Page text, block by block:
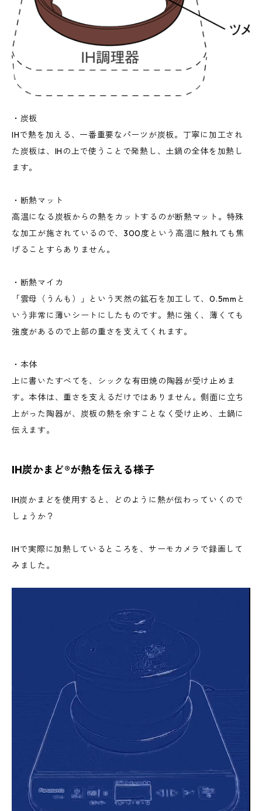
・炭板
IHで熱を加える、一番重要なパーツが炭板。丁寧に加工され
た炭板は、IHの上で使うことで発熱し、土鍋の全体を加熱し
ます。
・断熱マット
高温になる炭板からの熱をカットするのが断熱マット。特殊
な加工が施されているので、300度という高温に触れても焦
げることすらありません。
・断熱マイカ
「雲母（うんも）」という天然の鉱石を加工して、0.5mmと
いう非常に薄いシートにしたものです。熱に強く、薄くても
強度があるので上部の重さを支えてくれます。
・本体
上に書いたすべてを、シックな有田焼の陶器が受け止めま
す。本体は、重さを支えるだけではありません。側面に立ち
上がった陶器が、炭板の熱を余すことなく受け止め、土鍋に
伝えます。
IH炭かまど®が熱を伝える様子
IH炭かまどを使用すると、どのように熱が伝わっていくので
しょうか？
IHで実際に加熱しているところを、サーモカメラで録画して
みました。